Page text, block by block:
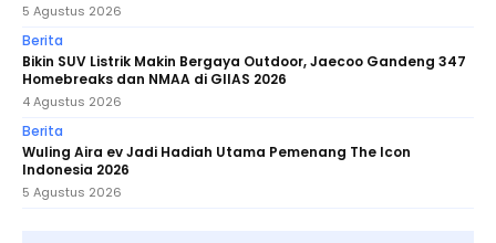
5 Agustus 2026
Berita
Bikin SUV Listrik Makin Bergaya Outdoor, Jaecoo Gandeng 347
Homebreaks dan NMAA di GIIAS 2026
4 Agustus 2026
Berita
Wuling Aira ev Jadi Hadiah Utama Pemenang The Icon
Indonesia 2026
5 Agustus 2026